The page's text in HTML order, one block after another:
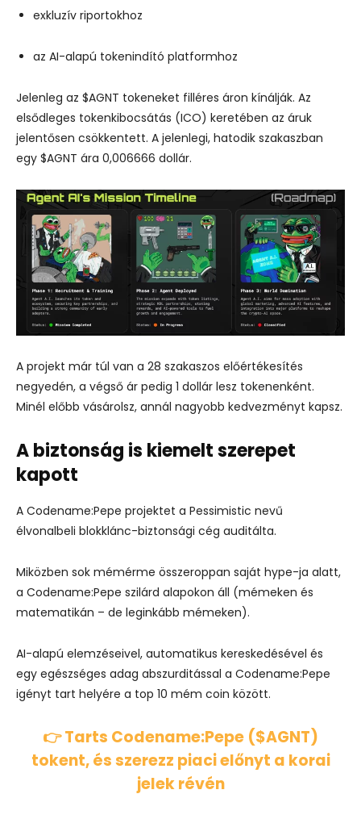
exkluzív riportokhoz
az AI-alapú tokenindító platformhoz
Jelenleg az $AGNT tokeneket filléres áron kínálják. Az
elsődleges tokenkibocsátás (ICO) keretében az áruk
jelentősen csökkentett. A jelenlegi, hatodik szakaszban
egy $AGNT ára 0,006666 dollár.
A projekt már túl van a 28 szakaszos előértékesítés
negyedén, a végső ár pedig 1 dollár lesz tokenenként.
Minél előbb vásárolsz, annál nagyobb kedvezményt kapsz.
A biztonság is kiemelt szerepet
kapott
A Codename:Pepe projektet a Pessimistic nevű
élvonalbeli blokklánc-biztonsági cég auditálta.
Miközben sok mémérme összeroppan saját hype-ja alatt,
a Codename:Pepe szilárd alapokon áll (mémeken és
matematikán – de leginkább mémeken).
AI-alapú elemzéseivel, automatikus kereskedésével és
egy egészséges adag abszurditással a Codename:Pepe
igényt tart helyére a top 10 mém coin között.
👉 Tarts Codename:Pepe ($AGNT)
tokent, és szerezz piaci előnyt a korai
jelek révén